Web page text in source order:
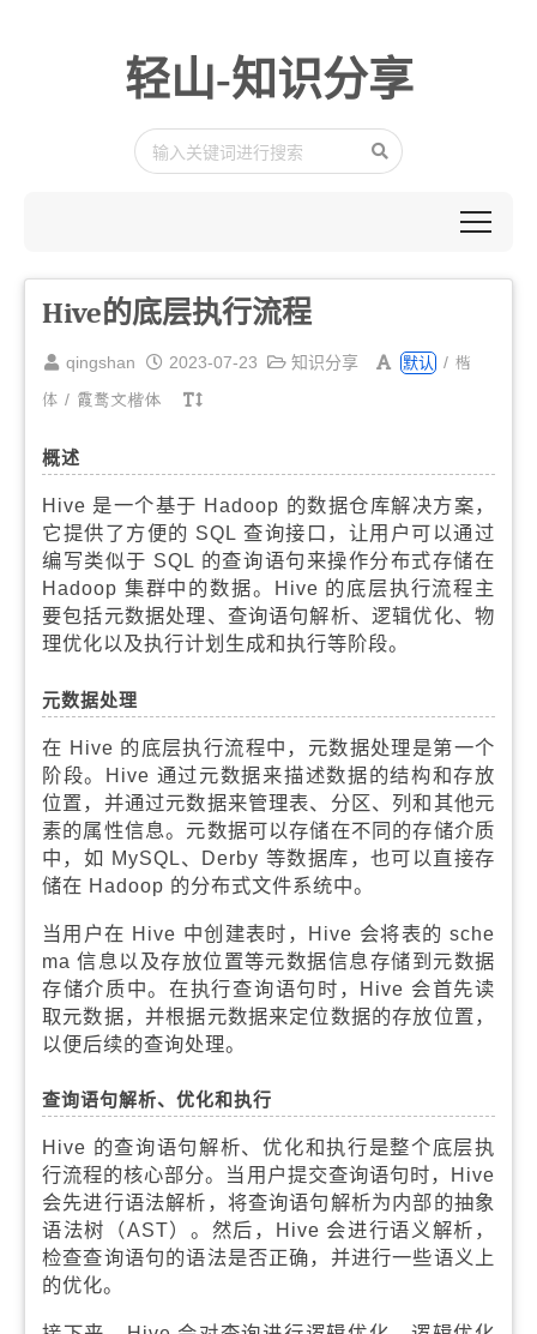
轻山-知识分享
Hive的底层执行流程
qingshan 2023-07-23 知识分享 默认 / 楷
体 / 霞鹜文楷体
概述
Hive 是一个基于 Hadoop 的数据仓库解决方案，
它提供了方便的 SQL 查询接口，让用户可以通过
编写类似于 SQL 的查询语句来操作分布式存储在
Hadoop 集群中的数据。Hive 的底层执行流程主
要包括元数据处理、查询语句解析、逻辑优化、物
理优化以及执行计划生成和执行等阶段。
元数据处理
在 Hive 的底层执行流程中，元数据处理是第一个
阶段。Hive 通过元数据来描述数据的结构和存放
位置，并通过元数据来管理表、分区、列和其他元
素的属性信息。元数据可以存储在不同的存储介质
中，如 MySQL、Derby 等数据库，也可以直接存
储在 Hadoop 的分布式文件系统中。
当用户在 Hive 中创建表时，Hive 会将表的 sche
ma 信息以及存放位置等元数据信息存储到元数据
存储介质中。在执行查询语句时，Hive 会首先读
取元数据，并根据元数据来定位数据的存放位置，
以便后续的查询处理。
查询语句解析、优化和执行
Hive 的查询语句解析、优化和执行是整个底层执
行流程的核心部分。当用户提交查询语句时，Hive
会先进行语法解析，将查询语句解析为内部的抽象
语法树（AST）。然后，Hive 会进行语义解析，
检查查询语句的语法是否正确，并进行一些语义上
的优化。